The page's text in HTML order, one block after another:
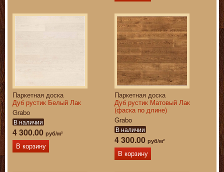
Паркетная доска
Дуб рустик Белый Лак
Grabo
В наличии
4 300.00 руб/м²
В корзину
Паркетная доска
Дуб рустик Матовый Лак
(фаска по длине)
Grabo
В наличии
4 300.00 руб/м²
В корзину